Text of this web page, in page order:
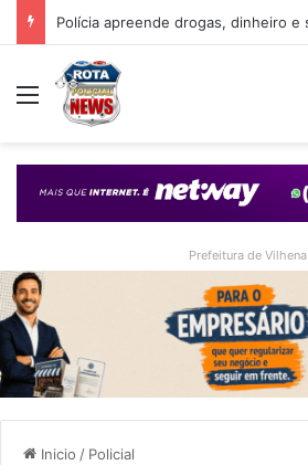
Menu
Prefeitura de Vilhena
Inicio / Policial